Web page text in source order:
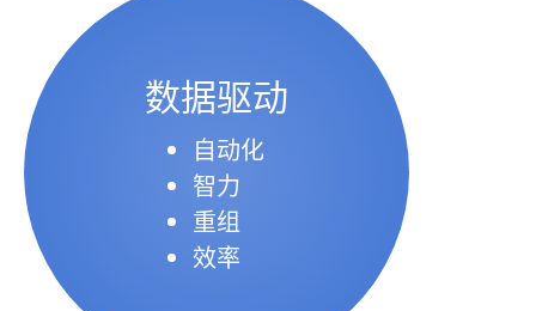
数据驱动
自动化
智力
重组
效率